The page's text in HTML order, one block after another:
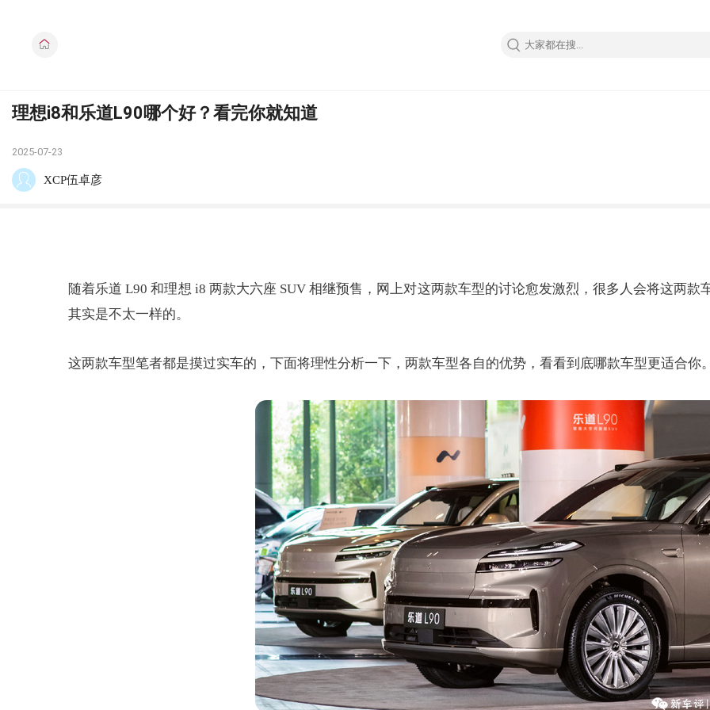
理想i8和乐道L90哪个好？看完你就知道
2025-07-23
XCP伍卓彦
随着乐道 L90 和理想 i8 两款大六座 SUV 相继预售，网上对这两款车型的讨论愈发激烈，很多人会将这两
其实是不太一样的。
这两款车型笔者都是摸过实车的，下面将理性分析一下，两款车型各自的优势，看看到底哪款车型更适合你